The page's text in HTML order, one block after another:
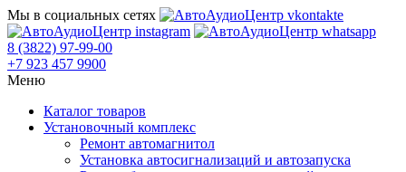
Мы в социальных сетях
8 (3822) 97-99-00
+7 923 457 9900
Меню
Каталог товаров
Установочный комплекс
Ремонт автомагнитол
Установка автосигнализаций и автозапуска